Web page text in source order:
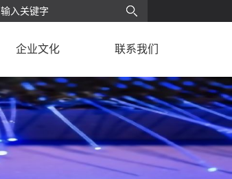
企业文化 联系我们